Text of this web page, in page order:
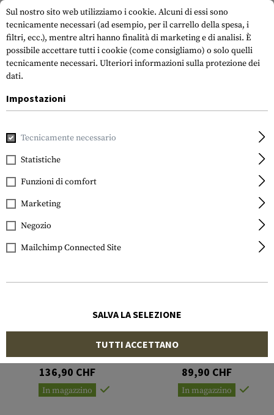
CLAWGEAR
Lynx Fleece Hoody
136,90 CHF
In magazzino
CLAWGEAR
Aviceda Mk.II Fleece
Hoody
89,90 CHF
In magazzino
Sul nostro sito web utilizziamo i cookie. Alcuni di essi sono
tecnicamente necessari (ad esempio, per il carrello della spesa, i
filtri, ecc.), mentre altri hanno finalità di marketing e di analisi. È
possibile accettare tutti i cookie (come consigliamo) o solo quelli
tecnicamente necessari. Ulteriori informazioni sulla protezione dei
dati.
Impostazioni
Tecnicamente necessario
Statistiche
Funzioni di comfort
Marketing
Negozio
Mailchimp Connected Site
SALVA LA SELEZIONE
TUTTI ACCETTANO